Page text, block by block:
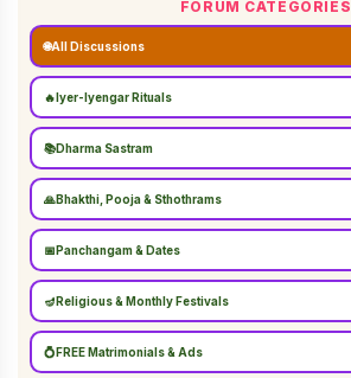
FORUM CATEGORIES
🌐All Discussions
🔥 Iyer-Iyengar Rituals
📚Dharma Sastram
🙏Bhakthi, Pooja & Sthothrams
📅 Panchangam & Dates
🪔 Religious & Monthly Festivals
💍 FREE Matrimonials & Ads